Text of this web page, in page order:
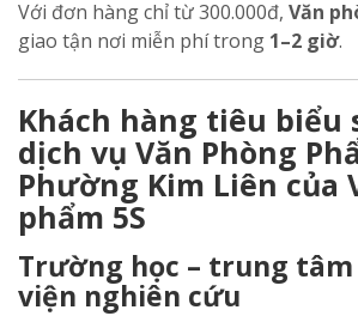
Với đơn hàng chỉ từ 300.000đ, Văn
giao tận nơi miễn phí trong 1–2 giờ.
Khách hàng tiêu biểu
dịch vụ Văn Phòng
Phường Kim Liên của
phẩm 5S
Trường học – trung tâm
viện nghiên cứu